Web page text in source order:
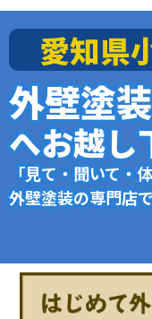
愛知県
外壁塗
へお越し
「見て・聞いて・
外壁塗装の専門店